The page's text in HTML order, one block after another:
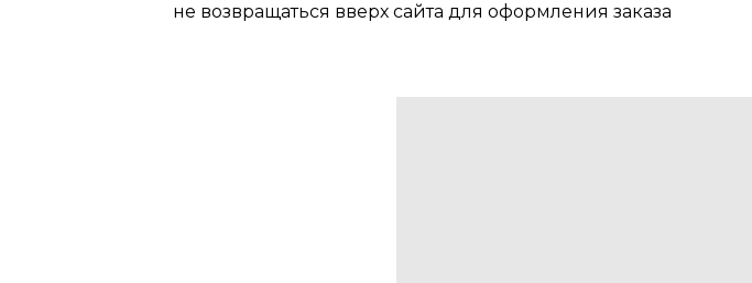
не возвращаться вверх сайта для оформления заказа